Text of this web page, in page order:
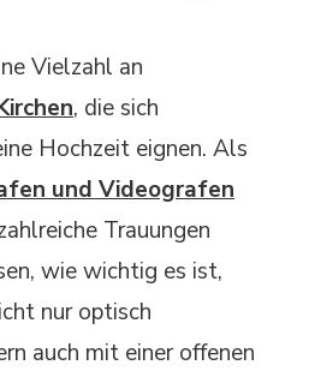
Vielzahl an
, die sich
Hochzeit eignen. Als
und Videografen
Trauungen
wie wichtig es ist,
nur optisch
auch mit einer offenen